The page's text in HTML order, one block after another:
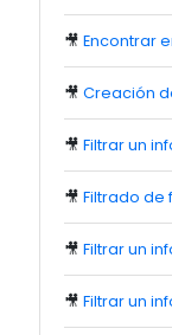
🎥 Encontrar
🎥 Creación
🎥 Filtrar un
🎥 Filtrado
🎥 Filtrar un
🎥 Filtrar un